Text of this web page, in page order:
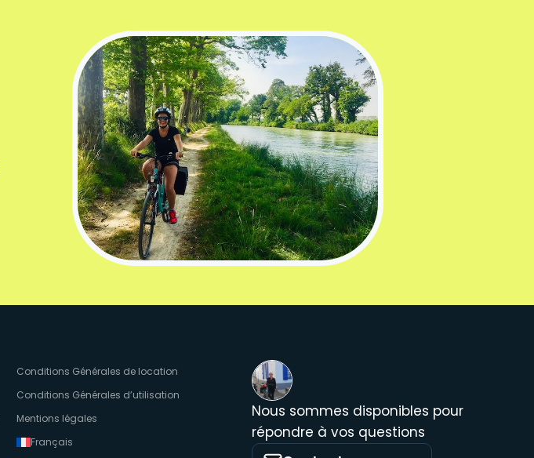
Conditions Générales de location
Conditions Générales d’utilisation
Mentions légales
Français
Nous sommes disponibles pour
répondre à vos questions